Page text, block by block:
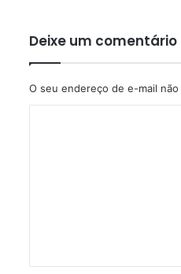
Deixe um comentário
O seu endereço de e-mail